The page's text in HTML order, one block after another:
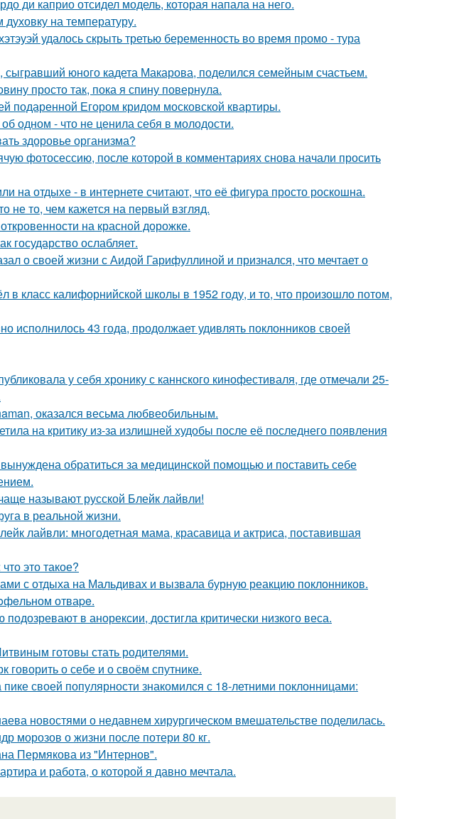
ди каприо отсидел модель, которая напала на него.
на температуру.
удалось скрыть третью беременность во время промо - тура
сыгравший юного кадета Макарова, поделился семейным счастьем.
просто так, пока я спину повернула.
подаренной Егором кридом московской квартиры.
одном - что не ценила себя в молодости.
здоровье организма?
фотосессию, после которой в комментариях снова начали просить
на отдыхе - в интернете считают, что её фигура просто роскошна.
не то, чем кажется на первый взгляд.
на красной дорожке.
государство ослабляет.
о своей жизни с Аидой Гарифуллиной и признался, что мечтает о
в класс калифорнийской школы в 1952 году, и то, что произошло потом,
исполнилось 43 года, продолжает удивлять поклонников своей
у себя хронику с каннского кинофестиваля, где отмечали 25-
оказался весьма любвеобильным.
на критику из-за излишней худобы после её последнего появления
обратиться за медицинской помощью и поставить себе
называют русской Блейк лайвли!
в реальной жизни.
лайвли: многодетная мама, красавица и актриса, поставившая
это такое?
с отдыха на Мальдивах и вызвала бурную реакцию поклонников.
отваpe.
в анорексии, достигла критически низкого веса.
готовы стать родителями.
о себе и о своём спутнике.
своей популярности знакомился с 18-летними поклонницами:
новостями о недавнем хирургическом вмешательстве поделилась.
морозов о жизни после потери 80 кг.
Пермякова из "Интернов".
и работа, о которой я давно мечтала.